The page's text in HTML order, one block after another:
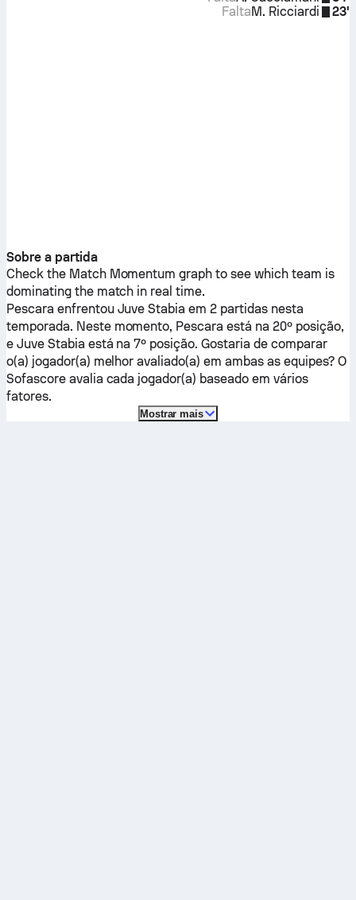
23'
M. Ricciardi
Falta
Sobre a partida
Check the Match Momentum graph to see which team is
dominating the match in real time.
Pescara enfrentou Juve Stabia em 2 partidas nesta
temporada. Neste momento, Pescara está na 20º posição,
e Juve Stabia está na 7º posição. Gostaria de comparar
o(a) jogador(a) melhor avaliado(a) em ambas as equipes? O
Sofascore avalia cada jogador(a) baseado em vários
fatores.
Mostrar mais